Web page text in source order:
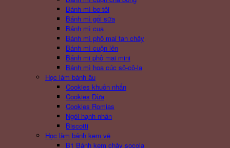
Bánh mì bơ tỏi
Bánh mì gối sữa
Bánh mì cua
Bánh mì phô mai tan chảy
Bánh mì cuộn lên
Bánh mi phô mai mini
Bánh mì hoa cúc sô-cô-la
Học làm bánh âu
Cookies khuôn nhấn
Cookies Dừa
Cookies Romias
Ngói hạnh nhân
Biscotti
Học làm bánh kem vẽ
B1 Bánh kem chảy socola